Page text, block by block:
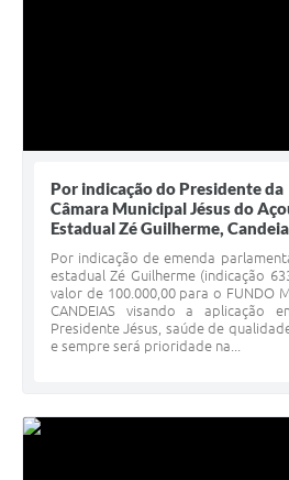
Por indicação do Presidente da
Câmara Municipal Jésus do
Estadual Zé Guilherme,
Por indicação de emenda
estadual Zé Guilherme (indicação
valor de 100.000,00 para o FUNDO
CANDEIAS visando a aplicação
Presidente Jésus, saúde de
e sempre será prioridade na...